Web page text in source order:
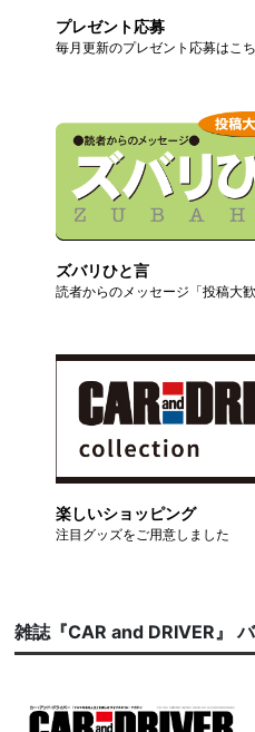
プレゼント応募
毎月更新のプレゼント応募はこ
ズバリひと言
読者からのメッセージ「投稿大歓
楽しいショッピング
注目グッズをご用意しました
雑誌『CAR and DRIVER』